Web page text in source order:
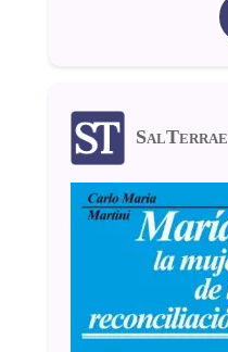
SalTerrae